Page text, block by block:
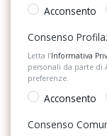
Servosterzo
Sistema di
Sistema di
Sistema di
Sistema di
Mancorrenti al tetto
Pacchetto luci
Portellone vano
Presa 12v nella
Acconsento
Consenso
Letta l’Informativa
personali da parte di
preferenze.
Acconsento
Consenso